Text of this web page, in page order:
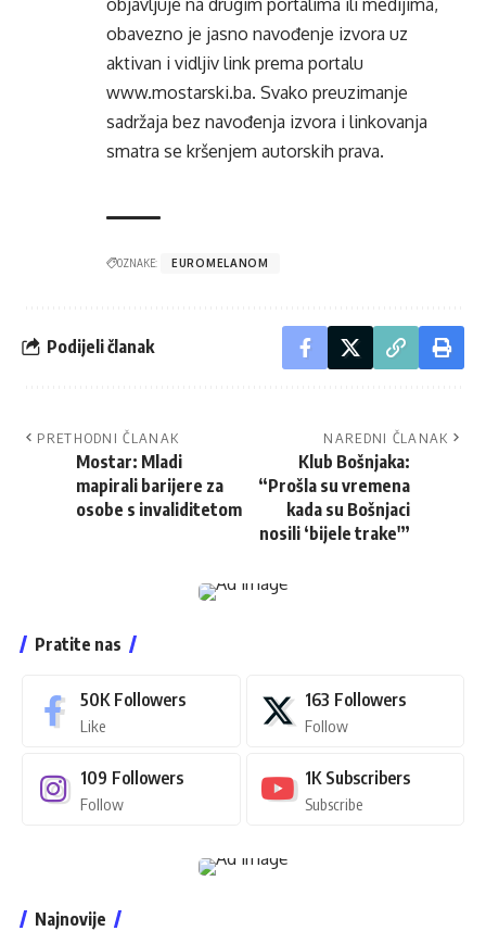
obavezno je jasno navođenje izvora uz
aktivan i vidljiv link prema portalu
www.mostarski.ba. Svako preuzimanje
sadržaja bez navođenja izvora i linkovanja
smatra se kršenjem autorskih prava.
OZNAKE: EUROMELANOM
Podijeli članak
PRETHODNI ČLANAK
Mostar: Mladi
mapirali barijere za
osobe s invaliditetom
NAREDNI ČLANAK
Klub Bošnjaka:
“Prošla su vremena
kada su Bošnjaci
nosili ‘bijele trake'”
Pratite nas
50K Followers
Like
163 Followers
Follow
109 Followers
Follow
1K Subscribers
Subscribe
Najnovije